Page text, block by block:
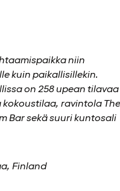
niin
kuin paikallisillekin.
on 258 upean tilavaa
ravintola The
Bar sekä suuri kuntosali
Finland